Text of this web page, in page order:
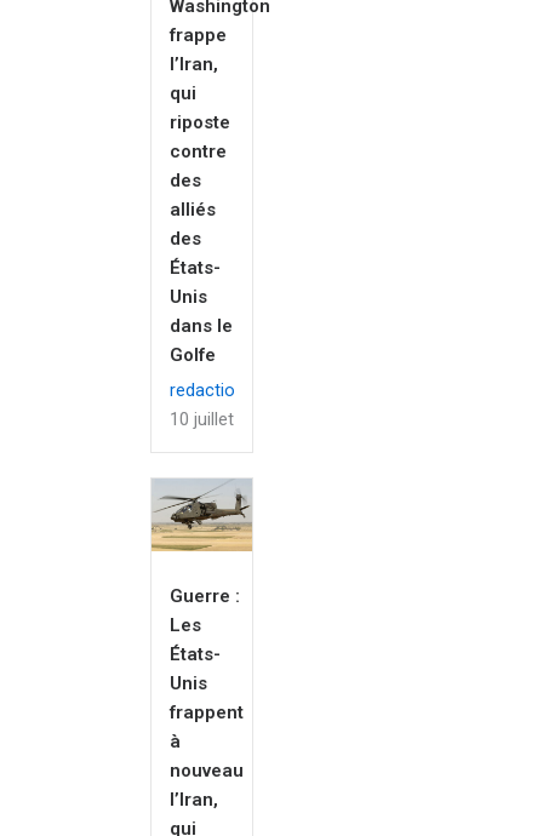
Washington
frappe
l’Iran,
qui
riposte
contre
des
alliés
des
États-
Unis
dans le
Golfe
redaction
10 juillet 2026
Guerre :
Les
États-
Unis
frappent
à
nouveau
l’Iran,
qui